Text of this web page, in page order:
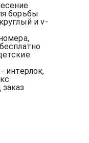
борьбы
и v-
интерлок,